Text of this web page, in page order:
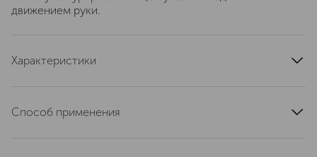
движением руки.
Характеристики
страна производства
Способ применения